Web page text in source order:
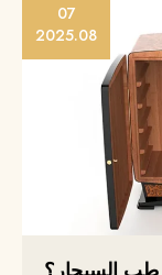
07
2025.08